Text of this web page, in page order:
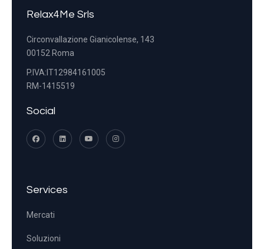
Relax4Me Srls
Circonvallazione Gianicolense, 143
00152 Roma
P.IVA:IT12984161005
RM-1415519
Social
Services
Mercati
Soluzioni